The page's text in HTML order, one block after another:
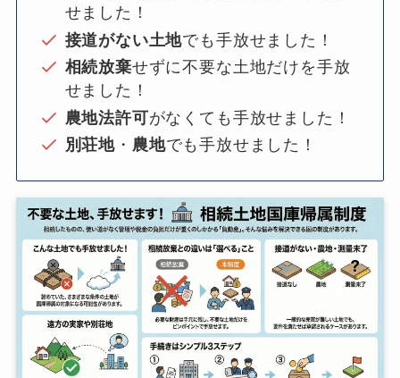
せました！
接道がない土地でも手放せました！
相続放棄せずに不要な土地だけを手放
せました！
農地法許可がなくても手放せました！
別荘地 ・ 農地でも手放せました！